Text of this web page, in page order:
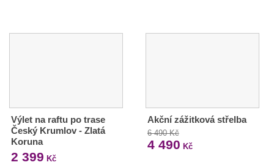
Výlet na raftu po trase
Český Krumlov - Zlatá
Koruna
2 399 Kč
Akční zážitková střelba
6 490 Kč
4 490 Kč